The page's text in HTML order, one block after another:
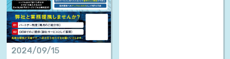
2024/09/15